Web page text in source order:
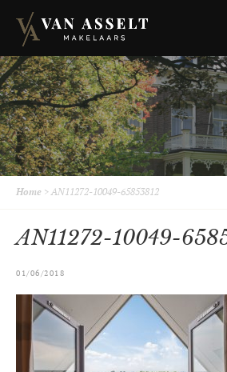
Home >AN11272-10049-65853812
AN11272-10049-
01/06/2018